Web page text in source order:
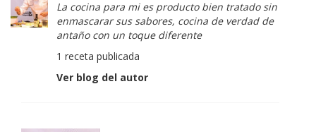
La cocina para mi es producto bien tratado sin
enmascarar sus sabores, cocina de verdad de
antaño con un toque diferente
1 receta publicada
Ver blog del autor